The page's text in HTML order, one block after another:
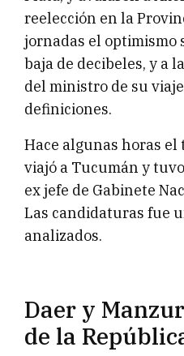
reelección en la
jornadas el optimismo
baja de decibeles, y a
del ministro de su
definiciones.
Hace algunas horas
viajó a Tucumán y
ex jefe de Gabinete
Las candidaturas fue
analizados.
Daer y
de la